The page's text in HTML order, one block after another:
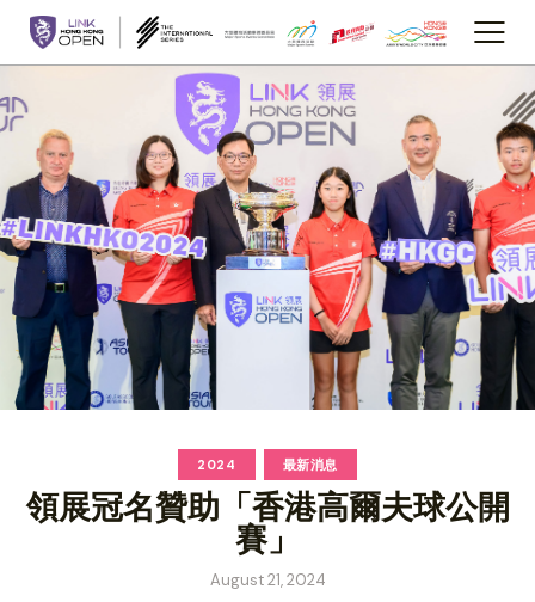
2024 最新消息
領展冠名贊助「香港高爾夫球公開
賽」
August 21, 2024